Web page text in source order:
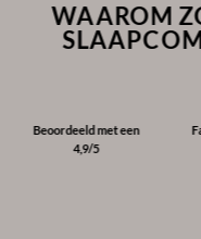
WAAROM
Beoordeeld met een
4,9/5